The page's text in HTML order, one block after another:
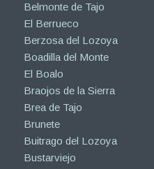
Belmonte de Tajo
El Berrueco
Berzosa del Lozoya
Boadilla del Monte
El Boalo
Braojos de la Sierra
Brea de Tajo
Brunete
Buitrago del Lozoya
Bustarviejo